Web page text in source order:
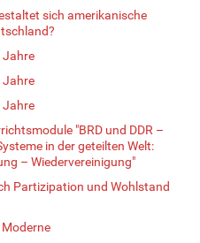
sich amerikanische
Jahre
Jahre
Jahre
"BRD und DDR –
in der geteilten Welt:
– Wiedervereinigung"
Partizipation und Wohlstand
Moderne